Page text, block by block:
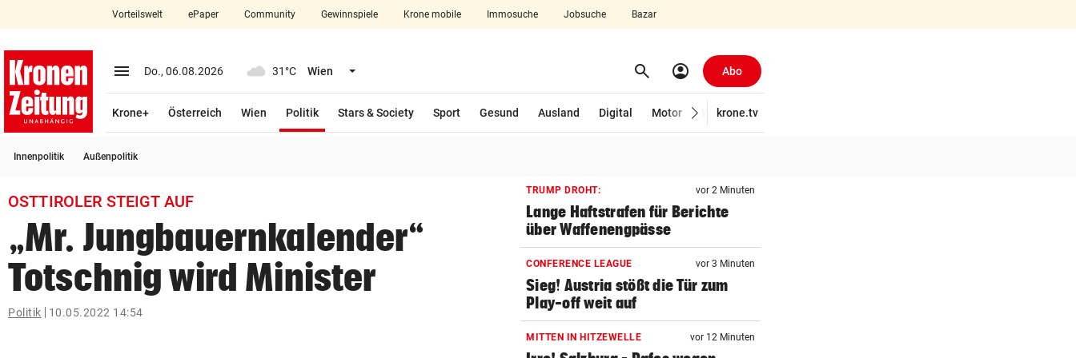
closeSchließen
account_circle Anmelden
arrow_right
bookmark
search
Suchbegriff
eingeben
Vorteilswelt ePaper Community Gewinnspiele Krone mobile Immosuche Jobsuche Bazar
menu Menü aufklappen
Do., 06.08.2026 31°C Wien Menü aufklappen search Suchen
account_circle Abo
Krone+ Österreich Wien Politik
Stars & Society
Sport Gesund Ausland Digital Motor Wirtschaft
krone.tv
Innenpolitik Außenpolitik
OSTTIROLER STEIGT AUF
„Mr. Jungbauernkalender“
Totschnig wird Minister
Politik 10.05.2022 14:54
TRUMP DROHT: vor 2 Minuten
Lange Haftstrafen für Berichte
über Waffenengpässe
CONFERENCE LEAGUE vor 3 Minuten
Sieg! Austria stößt die Tür zum
Play-off weit auf
MITTEN IN HITZEWELLE vor 12 Minuten